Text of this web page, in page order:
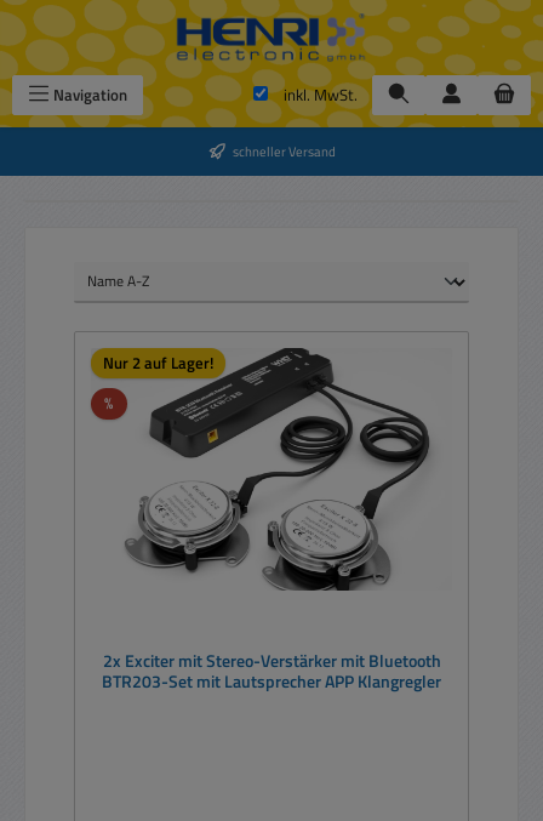
Zum Hauptinhalt springen
Navigation inkl. MwSt.
schneller Versand
Nur 2 auf Lager!
%Rabatt
2x Exciter mit Stereo-Verstärker mit Bluetooth
BTR203-Set mit Lautsprecher APP Klangregler